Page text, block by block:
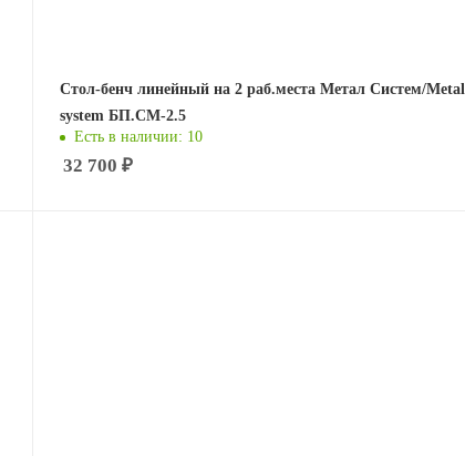
Стол-бенч линейный на 2 раб.места Метал Систем/Metal
system БП.СМ-2.5
Есть в наличии: 10
32 700 ₽